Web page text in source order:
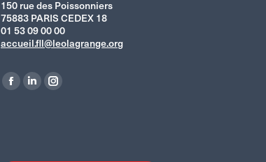
150 rue des Poissonniers
75883 PARIS CEDEX 18
01 53 09 00 00
accueil.fll@leolagrange.org
Retrouvez-nous sur :
La
La
La